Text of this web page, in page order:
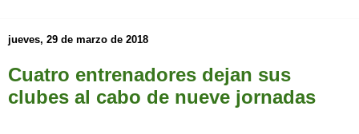
jueves, 29 de marzo de 2018
Cuatro entrenadores dejan sus
clubes al cabo de nueve jornadas